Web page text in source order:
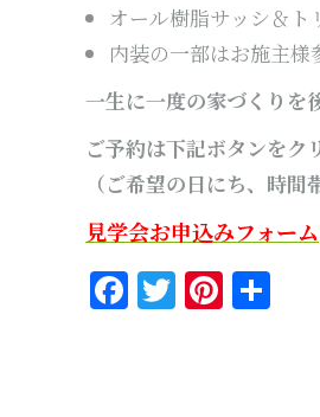
オール樹脂サッシ＆ト
内装の一部はお施主様
一生に一度の家づくりを
ご予約は下記ボタンをク
（ご希望の日にち、時間
見学会お申込みフォーム
Facebook
Twitter